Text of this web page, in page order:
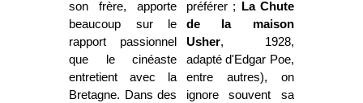
préférer ;
La Chute
de la maison
Usher, 1928,
adapté d'Edgar Poe,
entre autres), on
ignore souvent sa
son frère, apporte
beaucoup sur le
rapport passionnel
que le cinéaste
entretient avec la
Bretagne. Dans des